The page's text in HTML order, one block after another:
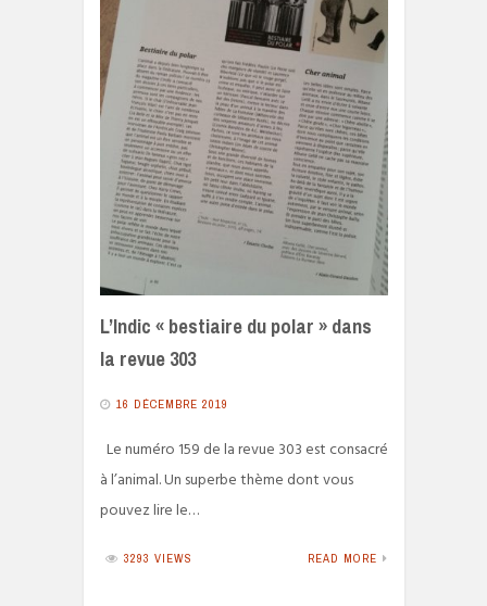
L’Indic « bestiaire du polar » dans
la revue 303
16 DÉCEMBRE 2019
Le numéro 159 de la revue 303 est consacré
à l’animal. Un superbe thème dont vous
pouvez lire le…
3293 VIEWS READ MORE